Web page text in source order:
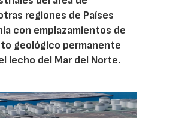
regiones de Países
con emplazamientos de
geológico permanente
lecho del Mar del Norte.